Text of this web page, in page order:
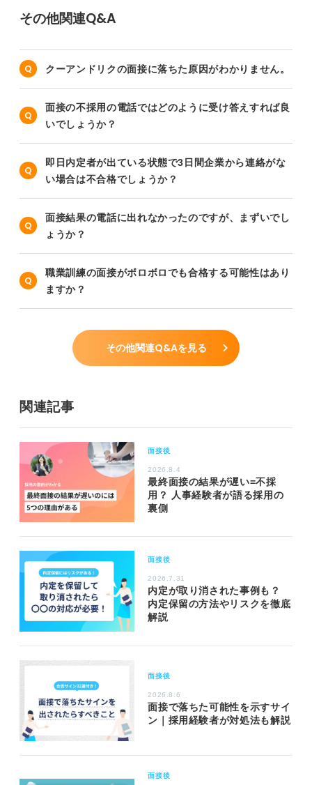
その他関連Q&A
クーアンドリクの面接に落ちた原因がわかりません。
面接の不採用の電話ではどのように受け答えすれば良
いでしょうか？
即日内定者が出ている状態で3日間企業から連絡がな
い場合は不合格でしょうか？
面接結果の電話に出れなかったのですが、まずいでし
ょうか？
職業訓練の面接がボロボロでも合格する可能性はあり
ますか？
その他関連Q&Aを見る
関連記事
面接後
2026.8.4
最終面接の結果が遅い=不採
用？ 人事経験者が語る採用の
裏側
面接後
2026.7.31
内定が取り消された事例も？
内定保留の方法やリスクを徹底
解説
面接後
2026.8.6
面接で落ちた可能性を示すサイ
ン｜採用経験者が対処法も解説
面接後